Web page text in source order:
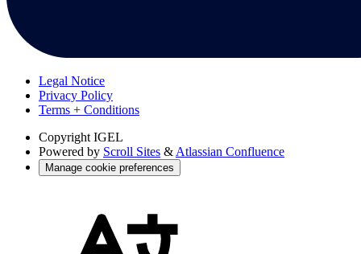
Legal Notice
Privacy Policy
Terms + Conditions
Copyright IGEL
Powered by Scroll Sites & Atlassian Confluence
Manage cookie preferences